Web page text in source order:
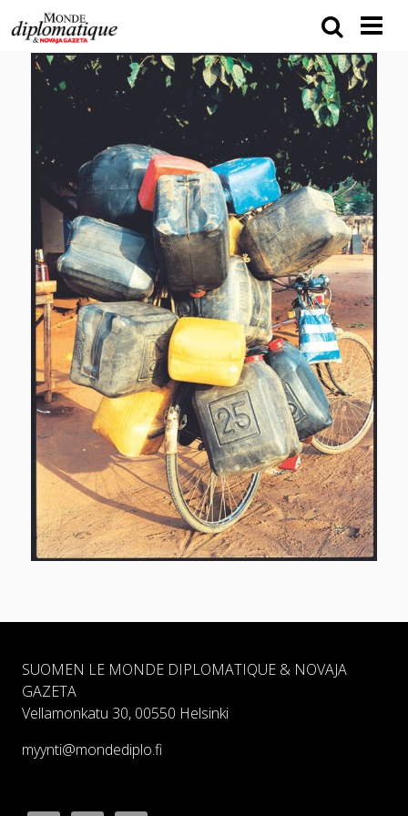
SUOMEN LE MONDE DIPLOMATIQUE & NOVAJA
GAZETA
Vellamonkatu 30, 00550 Helsinki
myynti@mondediplo.fi